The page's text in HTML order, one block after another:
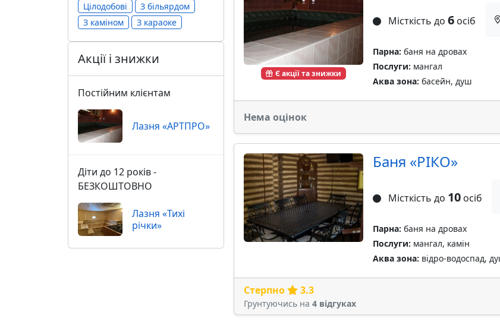
Є акції та знижки
Місткість до 6осіб
Парна: баня на дровах
Послуги: мангал
Аква зона: басейн, душ
Нема оцінок
Баня «РIКО»
Місткість до 10осіб
Парна: баня на дровах
Послуги: мангал, камін
Аква зона: відро-водоспад,
Стерпно 3.3
Грунтуючись на 4 відгуках
Цілодобові
З більярдом
З каміном
З караоке
Акції і знижки
Постійним клієнтам
Лазня «АРТПРО»
Діти до 12 років -
БЕЗКОШТОВНО
Лазня «Тихі
річки»